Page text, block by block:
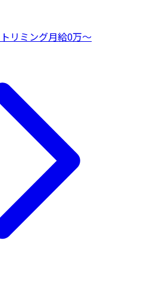
トリミング月給0万〜